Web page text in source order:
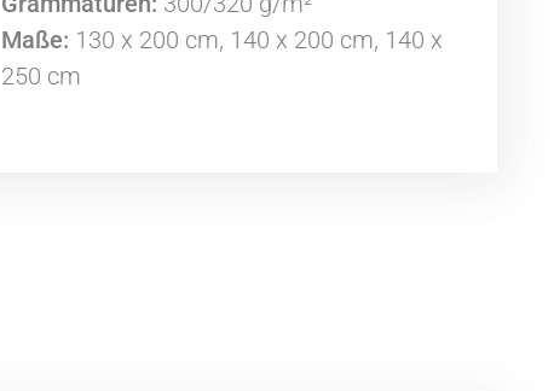
Maße: 130 x 200 cm, 140 x 200 cm, 140 x
250 cm